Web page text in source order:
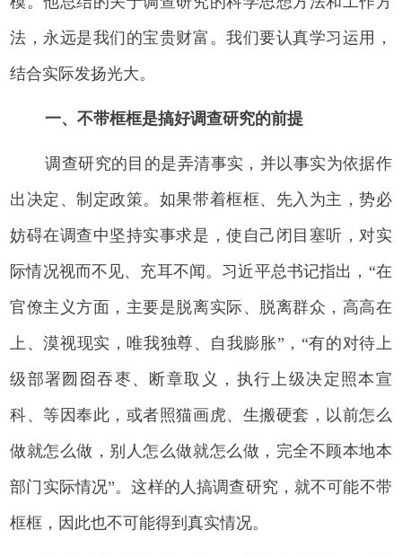
法，永远是我们的宝贵财富。我们要认真学习运用，
结合实际发扬光大。
一、不带框框是搞好调查研究的前提
调查研究的目的是弄清事实，并以事实为依据作
出决定、制定政策。如果带着框框、先入为主，势必
妨碍在调查中坚持实事求是，使自己闭目塞听，对实
际情况视而不见、充耳不闻。习近平总书记指出，“在
官僚主义方面，主要是脱离实际、脱离群众，高高在
上、漠视现实，唯我独尊、自我膨胀”，“有的对待上
级部署囫囵吞枣、断章取义，执行上级决定照本宣
科、等因奉此，或者照猫画虎、生搬硬套，以前怎么
做就怎么做，别人怎么做就怎么做，完全不顾本地本
部门实际情况”。这样的人搞调查研究，就不可能不带
框框，因此也不可能得到真实情况。